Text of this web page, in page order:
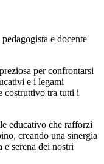
e docente
per confrontarsi
e i legami
costruttivo tra tutti i
educativo che rafforzi
creando una sinergia
serena dei nostri